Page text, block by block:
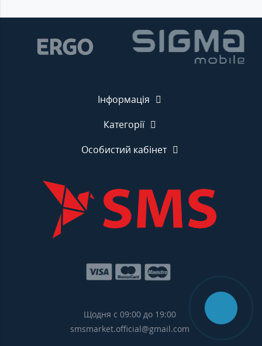
Інформація
Категорії
Особистий кабінет
Щодня с 09:00 до 19:00
smsmarket.official@gmail.com